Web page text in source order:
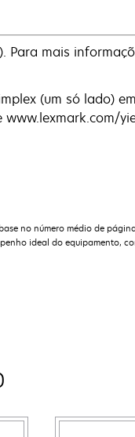
Para mais
(um só lado)
no número médio de
ideal do equipamento,